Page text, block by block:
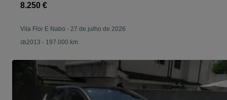
8.250 €
Vila Flor E Nabo - 27 de julho de 2026
2013 - 197.000 km